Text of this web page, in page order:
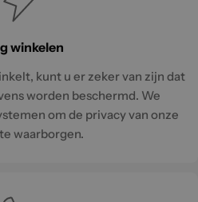
winkelen
kunt u er zeker van zijn dat
worden beschermd. We
om de privacy van onze
waarborgen.